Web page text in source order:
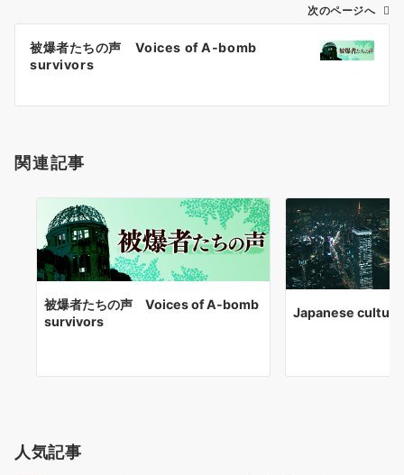
ン
次のページへ
被爆者たちの声 Voices of A-bomb
survivors
関連記事
被爆者たちの声 Voices of A-bomb
survivors
Japanese culture
人気記事